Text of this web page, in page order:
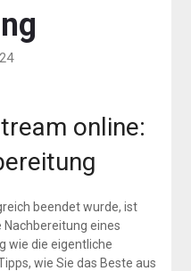
online:
beendet wurde, ist
Nachbereitung eines
wie die eigentliche
wie Sie das Beste aus